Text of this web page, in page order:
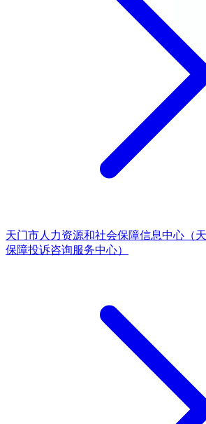
天门市人力资源和社会保障信息中心（
保障投诉咨询服务中心）